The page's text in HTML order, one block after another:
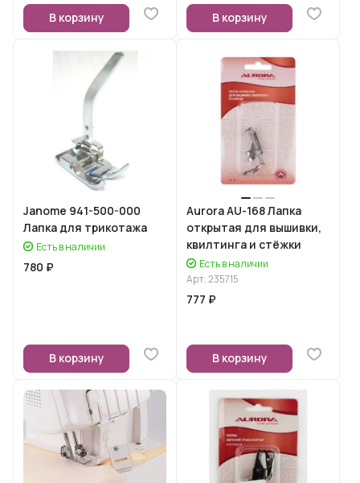
В корзину В корзину
Janome 941-500-000
Лапка для трикотажа
Есть в наличии
780 ₽
В корзину
Aurora AU-168 Лапка
открытая для вышивки,
квилтинга и стёжки
Есть в наличии
Арт.235715
777 ₽
В корзину